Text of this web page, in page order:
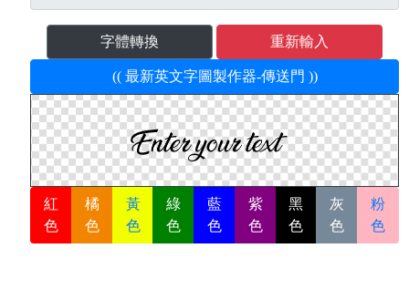
字體轉換 重新輸入
(( 最新英文字圖製作器-傳送門 ))
紅
色
橘
色
黃
色
綠
色
藍
色
紫
色
黑
色
灰
色
粉
色